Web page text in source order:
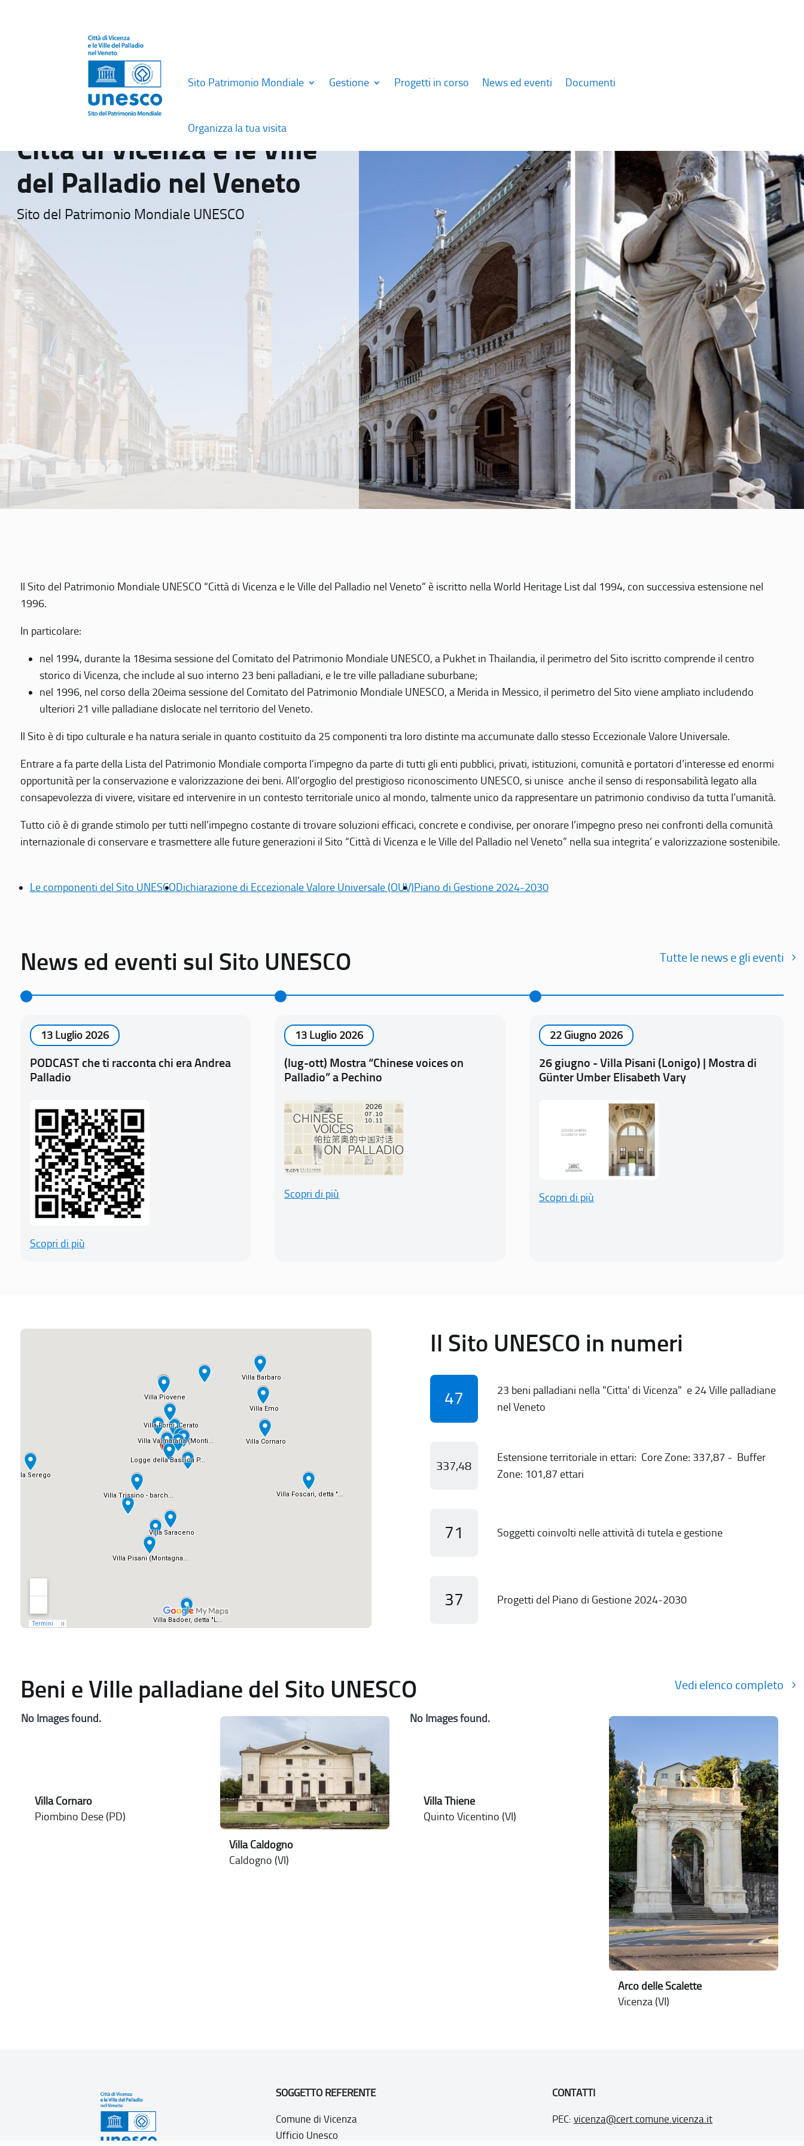
Sito Patrimonio Mondiale Gestione Progetti in corso News ed eventi Documenti
Organizza la tua visita
Città di Vicenza e le Ville
del Palladio nel Veneto
Sito del Patrimonio Mondiale UNESCO
Il Sito del Patrimonio Mondiale UNESCO “Città di Vicenza e le Ville del Palladio nel Veneto” è iscritto nella World Heritage List dal 1994, con successiva estensione nel
1996.
In particolare:
nel 1994, durante la 18esima sessione del Comitato del Patrimonio Mondiale UNESCO, a Pukhet in Thailandia, il perimetro del Sito iscritto comprende il centro
storico di Vicenza, che include al suo interno 23 beni palladiani, e le tre ville palladiane suburbane;
nel 1996, nel corso della 20eima sessione del Comitato del Patrimonio Mondiale UNESCO, a Merida in Messico, il perimetro del Sito viene ampliato includendo
ulteriori 21 ville palladiane dislocate nel territorio del Veneto.
Il Sito è di tipo culturale e ha natura seriale in quanto costituito da 25 componenti tra loro distinte ma accumunate dallo stesso Eccezionale Valore Universale.
Entrare a fa parte della Lista del Patrimonio Mondiale comporta l’impegno da parte di tutti gli enti pubblici, privati, istituzioni, comunità e portatori d’interesse ed enormi
opportunità per la conservazione e valorizzazione dei beni. All’orgoglio del prestigioso riconoscimento UNESCO, si unisce anche il senso di responsabilità legato alla
consapevolezza di vivere, visitare ed intervenire in un contesto territoriale unico al mondo, talmente unico da rappresentare un patrimonio condiviso da tutta l’umanità.
Tutto ciò è di grande stimolo per tutti nell’impegno costante di trovare soluzioni efficaci, concrete e condivise, per onorare l’impegno preso nei confronti della comunità
internazionale di conservare e trasmettere alle future generazioni il Sito “Città di Vicenza e le Ville del Palladio nel Veneto” nella sua integrita’ e valorizzazione sostenibile.
Le componenti del Sito UNESCODichiarazione di Eccezionale Valore Universale (OUV)Piano di Gestione 2024-2030
News ed eventi sul Sito UNESCO Tutte le news e gli eventi
13 Luglio 2026
PODCAST che ti racconta chi era Andrea
Palladio
Scopri di più
13 Luglio 2026
(lug-ott) Mostra “Chinese voices on
Palladio” a Pechino
Scopri di più
22 Giugno 2026
26 giugno - Villa Pisani (Lonigo) | Mostra di
Günter Umber Elisabeth Vary
Scopri di più
Il Sito UNESCO in numeri
47
23 beni palladiani nella "Citta' di Vicenza" e 24 Ville palladiane
nel Veneto
337,48
Estensione territoriale in ettari: Core Zone: 337,87 - Buffer
Zone: 101,87 ettari
71 Soggetti coinvolti nelle attività di tutela e gestione
37 Progetti del Piano di Gestione 2024-2030
Beni e Ville palladiane del Sito UNESCO Vedi elenco completo
No Images found.
Villa Cornaro
Piombino Dese (PD)
Villa Caldogno
Caldogno (VI)
No Images found.
Villa Thiene
Quinto Vicentino (VI)
Arco delle Scalette
Vicenza (VI)
SOGGETTO REFERENTE
Comune di Vicenza
Ufficio Unesco
CONTATTI
PEC: vicenza@cert.comune.vicenza.it